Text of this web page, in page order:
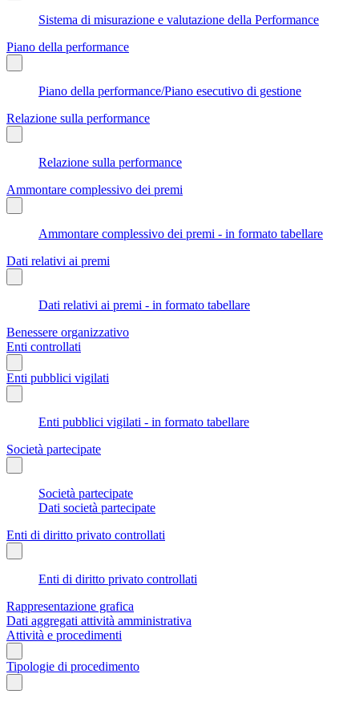
Sistema di misurazione e valutazione della Performance
Piano della performance
Piano della performance/Piano esecutivo di gestione
Relazione sulla performance
Relazione sulla performance
Ammontare complessivo dei premi
Ammontare complessivo dei premi - in formato tabellare
Dati relativi ai premi
Dati relativi ai premi - in formato tabellare
Benessere organizzativo
Enti controllati
Enti pubblici vigilati
Enti pubblici vigilati - in formato tabellare
Società partecipate
Società partecipate
Dati società partecipate
Enti di diritto privato controllati
Enti di diritto privato controllati
Rappresentazione grafica
Dati aggregati attività amministrativa
Attività e procedimenti
Tipologie di procedimento